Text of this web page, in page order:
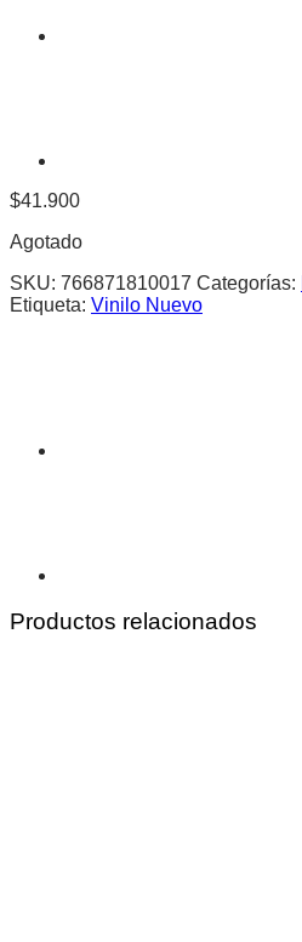
$41.900
Agotado
SKU: 766871810017 Categorías:
Etiqueta: Vinilo Nuevo
Productos relacionados